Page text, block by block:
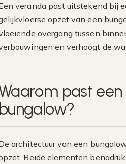
veranda past uitstekend bij
opzet van een
overgang tussen
en verhoogt de
past
bungalow?
architectuur van een
Beide elementen